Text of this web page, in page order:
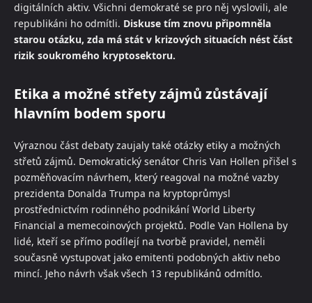
digitálních aktiv. Všichni demokraté se pro něj vyslovili, ale
republikáni ho odmítli. Diskuse tím znovu připomněla
starou otázku, zda má stát v krizových situacích nést část
rizik soukromého kryptosektoru.
Etika a možné střety zájmů zůstávají
hlavním bodem sporu
Výraznou část debaty zaujaly také otázky etiky a možných
střetů zájmů. Demokratický senátor Chris Van Hollen přišel s
pozměňovacím návrhem, který reagoval na možné vazby
prezidenta Donalda Trumpa na kryptoprůmysl
prostřednictvím rodinného podnikání World Liberty
Financial a memecoinových projektů. Podle Van Hollena by
lidé, kteří se přímo podílejí na tvorbě pravidel, neměli
současně vystupovat jako emitenti podobných aktiv nebo
mincí. Jeho návrh však všech 13 republikánů odmítlo.